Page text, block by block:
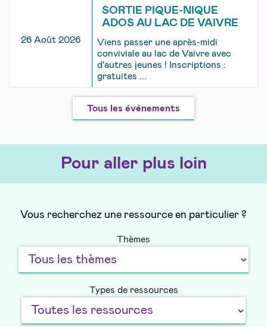
26 Août 2026
SORTIE PIQUE-NIQUE
ADOS AU LAC DE VAIVRE
Viens passer une après-midi
conviviale au lac de Vaivre avec
d'autres jeunes ! Inscriptions :
gratuites ...
Tous les événements
Pour aller plus loin
Vous recherchez une ressource en particulier ?
Thèmes
Types de ressources